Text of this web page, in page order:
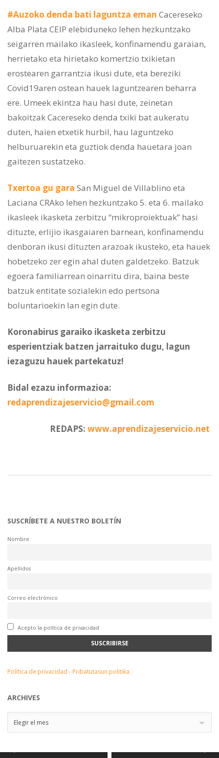
#Auzoko denda bati laguntza eman Cacereseko
Alba Plata CEIP elebiduneko lehen hezkuntzako
seigarren mailako ikasleek, konfinamendu garaian,
herrietako eta hirietako komertzio txikietan
erostearen garrantzia ikusi dute, eta bereziki
Covid19aren ostean hauek laguntzearen beharra
ere. Umeek ekintza hau hasi dute, zeinetan
bakoitzak Cacereseko denda txiki bat aukeratu
duten, haien etxetik hurbil, hau laguntzeko
helburuarekin eta guztiok denda hauetara joan
gaitezen sustatzeko.
Txertoa gu gara San Miguel de Villablino eta
Laciana CRAko lehen hezkuntzako 5. eta 6. mailako
ikasleek ikasketa zerbitzu “mikroproiektuak” hasi
dituzte, erlijio ikasgaiaren barnean, konfinamendu
denboran ikusi dituzten arazoak ikusteko, eta hauek
hobetzeko zer egin ahal duten galdetzeko. Batzuk
egoera familiarrean oinarritu dira, baina beste
batzuk entitate sozialekin edo pertsona
boluntarioekin lan egin dute.
Koronabirus garaiko ikasketa zerbitzu
esperientziak batzen jarraituko dugu, lagun
iezaguzu hauek partekatuz!
Bidal ezazu informazioa:
redaprendizajeservicio@gmail.com
REDAPS: www.aprendizajeservicio.net
SUSCRÍBETE A NUESTRO BOLETÍN
Nombre
Apellidos
Correo electrónico
Acepto la política de privacidad
Política de privacidad - Pribatutasun politika
ARCHIVES
Elegir el mes